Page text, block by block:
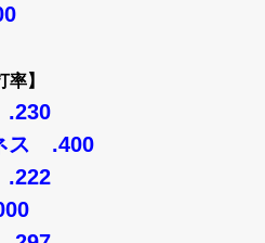
率】
.230
ス .400
.222